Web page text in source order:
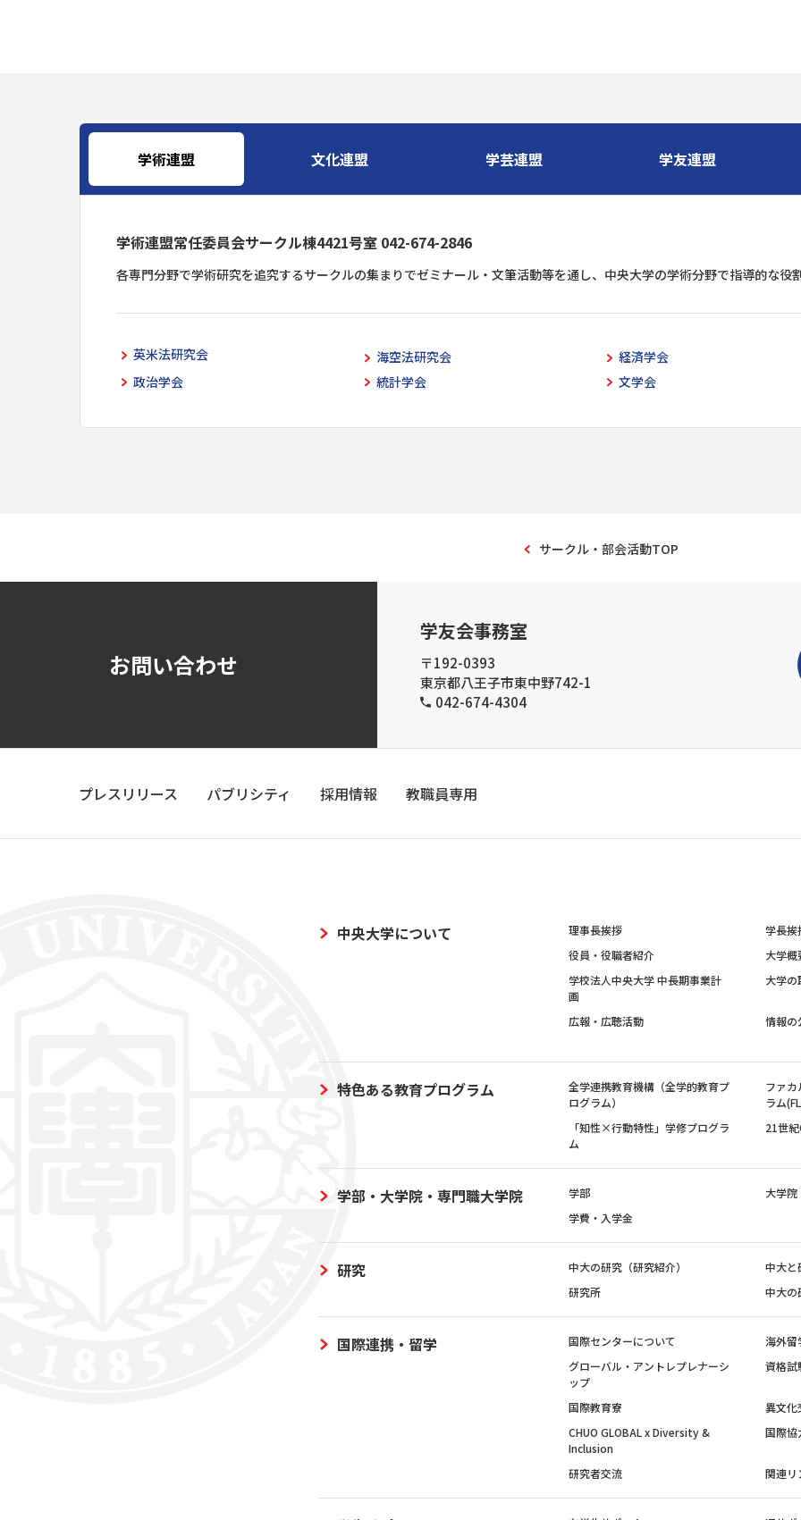
学術連盟 文化連盟 学芸連盟 学友連盟
学術連盟常任委員会サークル棟4421号室 042-674-2846
各専門分野で学術研究を追究するサークルの集まりでゼミナール・文筆活動等を通し、中央大学の学術分野で指導的な役
英米法研究会 海空法研究会
経済学会
政治学会
統計学会 文学会
サークル・部会活動TOP
お問い合わせ
学友会事務室
〒192-0393
東京都八王子市東中野742-1
042-674-4304
プレスリリース パブリシティ 採用情報 教職員専用
中央大学について 理事長挨拶
学長挨
役員・役職者紹介
大学概
学校法人中央大学 中長期事業計
画
大学の
広報・広聴活動 情報の
特色ある教育プログラム
全学連携教育機構（全学的教育プ
ログラム）
ファカ
ラム
「知性×行動特性」学修プログラ
ム
21世
学部・大学院・専門職大学院 学部
大学院
学費・入学金
研究 中大の研究（研究紹介）
中大と
研究所
中大の
国際連携・留学 国際センターについて
海外留
グローバル・アントレプレナーシ
ップ
資格試
国際教育寮
異文化
CHUO GLOBAL x Diversity &
Inclusion
国際協
研究者交流 関連リ